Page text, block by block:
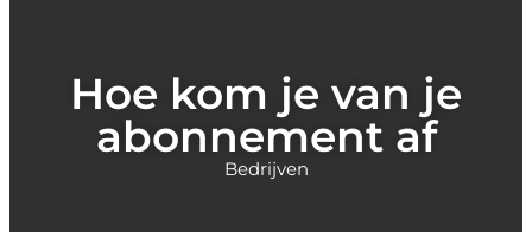
Hoe kom je van je
abonnement af
Bedrijven